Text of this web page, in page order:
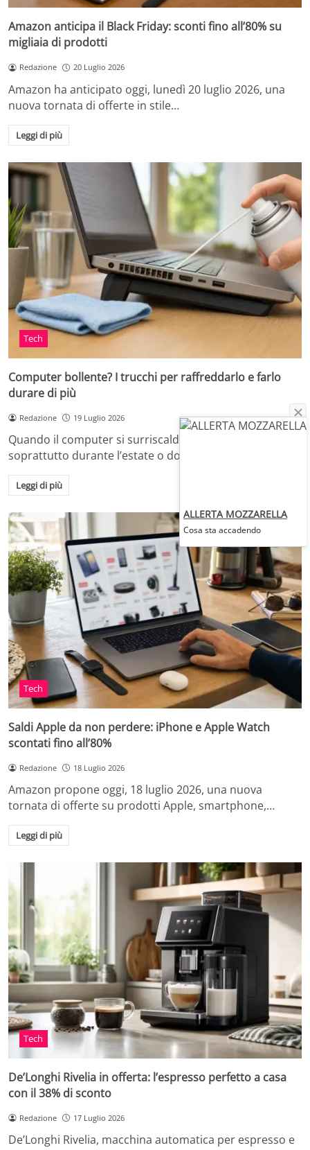
Amazon anticipa il Black Friday: sconti fino all’80% su
migliaia di prodotti
Redazione 20 Luglio 2026
Amazon ha anticipato oggi, lunedì 20 luglio 2026, una
nuova tornata di offerte in stile…
Leggi di più
Tech
Computer bollente? I trucchi per raffreddarlo e farlo
durare di più
Redazione 19 Luglio 2026
Quando il computer si surriscalda, in casa o in ufficio,
soprattutto durante l’estate o dopo…
Leggi di più
Tech
Saldi Apple da non perdere: iPhone e Apple Watch
scontati fino all’80%
Redazione 18 Luglio 2026
Amazon propone oggi, 18 luglio 2026, una nuova
tornata di offerte su prodotti Apple, smartphone,…
Leggi di più
Tech
De’Longhi Rivelia in offerta: l’espresso perfetto a casa
con il 38% di sconto
Redazione 17 Luglio 2026
De’Longhi Rivelia, macchina automatica per espresso e
ALLERTA MOZZARELLA
Cosa sta accadendo